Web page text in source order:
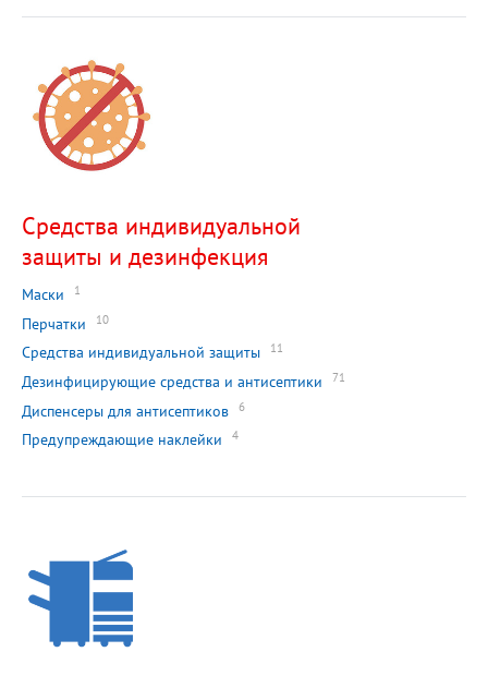
Средства индивидуальной
защиты и дезинфекция
Маски 1
Перчатки 10
Средства индивидуальной защиты 11
Дезинфицирующие средства и антисептики 71
Диспенсеры для антисептиков 6
Предупреждающие наклейки 4